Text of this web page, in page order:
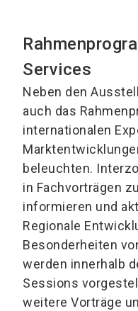
Services
Neben den
auch das
internationalen
beleuchten.
in Fachvorträgen
informieren und
Regionale
Besonderheiten
werden innerhalb
Sessions
weitere Vorträge